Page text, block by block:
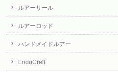
ルアーリール
ルアーロッド
ハンドメイドルアー
EndoCraft